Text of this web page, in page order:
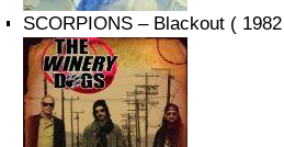
SCORPIONS – Blackout (